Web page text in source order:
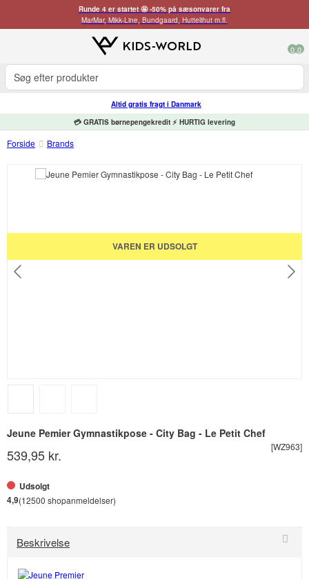
Runde 4 er startet 🤩 -50% på sæsonvarer fra
MarMar, Mikk-Line, Bundgaard, Huttelihut m.fl.
0 0
Altid gratis fragt i Danmark
💳 GRATIS børnepengekredit ⚡ HURTIG levering
Forside Brands
VAREN ER UDSOLGT
Jeune Pemier Gymnastikpose - City Bag - Le Petit Chef
[WZ963]
539,95 kr.
Udsolgt
4,9(12500 shopanmeldelser)
Beskrivelse